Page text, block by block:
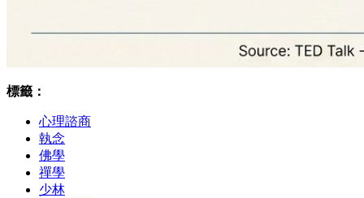
標籤：
心理諮商
執念
佛學
禪學
少林